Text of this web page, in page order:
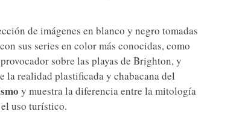
de imágenes en blanco y negro tomadas
sus series en color más conocidas, como
sobre las playas de Brighton, y
la realidad plastificada y chabacana del
y muestra la diferencia entre la mitología
uso turístico.